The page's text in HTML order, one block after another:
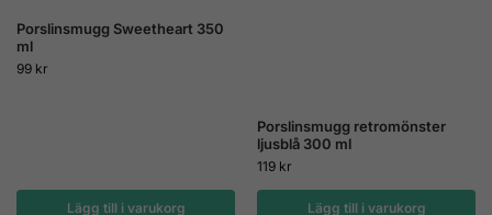
Porslinsmugg Sweetheart 350
ml
99 kr
Lägg till i varukorg
Porslinsmugg retromönster
ljusblå 300 ml
119 kr
Lägg till i varukorg